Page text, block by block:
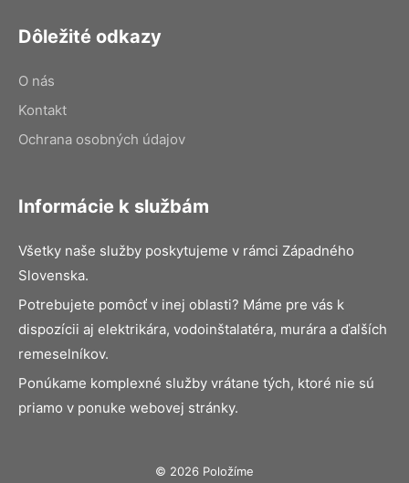
Dôležité odkazy
O nás
Kontakt
Ochrana osobných údajov
Informácie k službám
Všetky naše služby poskytujeme v rámci Západného
Slovenska.
Potrebujete pomôcť v inej oblasti? Máme pre vás k
dispozícii aj elektrikára, vodoinštalatéra, murára a ďalších
remeselníkov.
Ponúkame komplexné služby vrátane tých, ktoré nie sú
priamo v ponuke webovej stránky.
© 2026 Položíme